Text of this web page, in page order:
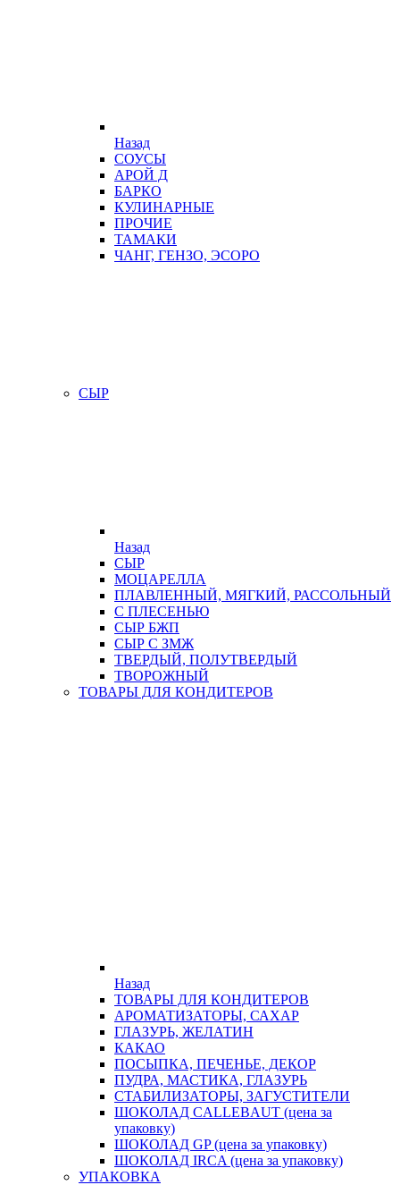
Назад
СОУСЫ
АРОЙ Д
БАРКО
КУЛИНАРНЫЕ
ПРОЧИЕ
ТАМАКИ
ЧАНГ, ГЕНЗО, ЭСОРО
СЫР
Назад
СЫР
МОЦАРЕЛЛА
ПЛАВЛЕННЫЙ, МЯГКИЙ, РАССОЛЬНЫЙ
С ПЛЕСЕНЬЮ
СЫР БЖП
СЫР С ЗМЖ
ТВЕРДЫЙ, ПОЛУТВЕРДЫЙ
ТВОРОЖНЫЙ
ТОВАРЫ ДЛЯ КОНДИТЕРОВ
Назад
ТОВАРЫ ДЛЯ КОНДИТЕРОВ
АРОМАТИЗАТОРЫ, САХАР
ГЛАЗУРЬ, ЖЕЛАТИН
КАКАО
ПОСЫПКА, ПЕЧЕНЬЕ, ДЕКОР
ПУДРА, МАСТИКА, ГЛАЗУРЬ
СТАБИЛИЗАТОРЫ, ЗАГУСТИТЕЛИ
ШОКОЛАД CALLEBAUT (цена за
упаковку)
ШОКОЛАД GP (цена за упаковку)
ШОКОЛАД IRCA (цена за упаковку)
УПАКОВКА